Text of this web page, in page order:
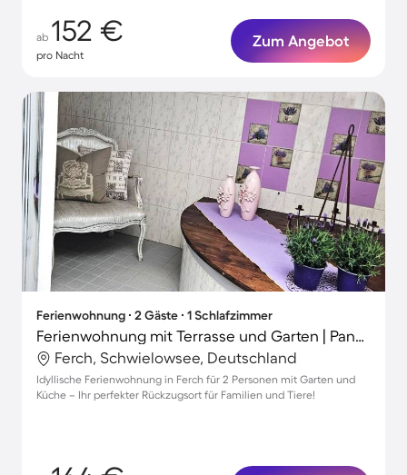
ab 152 €
pro Nacht
Zum Angebot
Ferienwohnung ∙ 2 Gäste ∙ 1 Schlafzimmer
Ferienwohnung mit Terrasse und Garten | Panoramablick
Ferch, Schwielowsee, Deutschland
Idyllische Ferienwohnung in Ferch für 2 Personen mit Garten und
Küche – Ihr perfekter Rückzugsort für Familien und Tiere!